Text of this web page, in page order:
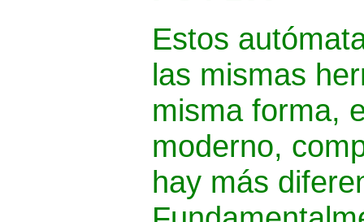
Estos
las mismas
misma forma,
moderno,
hay más